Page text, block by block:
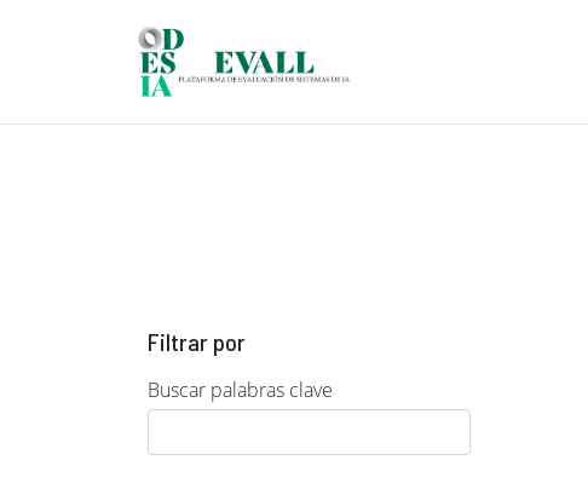
Filtrar por
Buscar palabras clave